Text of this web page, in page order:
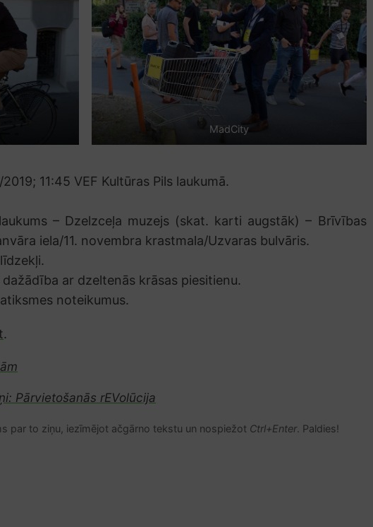
MadCity
11:45 VEF Kultūras Pils laukumā.
– Dzelzceļa muzejs (skat. karti augstāk) – Brīvības
iela/11. novembra krastmala/Uzvaras bulvāris.
ar dzeltenās krāsas piesitienu.
noteikumus.
.
Pārvietošanās rEVolūcija
par to ziņu, iezīmējot ačgārno tekstu un nospiežot Ctrl+Enter. Paldies!